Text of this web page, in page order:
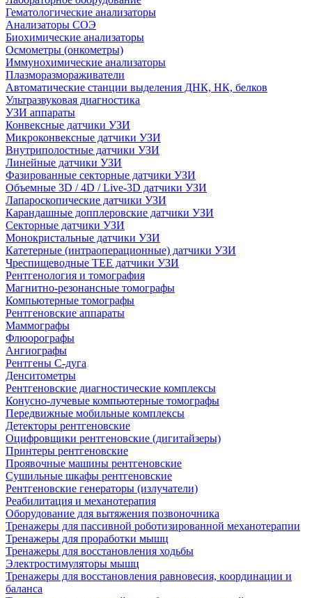
Гематологические анализаторы
Анализаторы СОЭ
Биохимические анализаторы
Осмометры (онкометры)
Иммунохимические анализаторы
Плазморазмораживатели
Автоматические станции выделения ДНК, НК, белков
Ультразвуковая диагностика
УЗИ аппараты
Конвексные датчики УЗИ
Микроконвексные датчики УЗИ
Внутриполостные датчики УЗИ
Линейные датчики УЗИ
Фазированные секторные датчики УЗИ
Объемные 3D / 4D / Live-3D датчики УЗИ
Лапароскопические датчики УЗИ
Карандашные допплеровские датчики УЗИ
Секторные датчики УЗИ
Монокристальные датчики УЗИ
Катетерные (интраоперационные) датчики УЗИ
Чреспищеводные TEE датчики УЗИ
Рентгенология и томография
Магнитно-резонансные томографы
Компьютерные томографы
Рентгеновские аппараты
Маммографы
Флюорографы
Ангиографы
Рентгены С-дуга
Денситометры
Рентгеновские диагностические комплексы
Конусно-лучевые компьютерные томографы
Передвижные мобильные комплексы
Детекторы рентгеновские
Оцифровщики рентгеновские (дигитайзеры)
Принтеры рентгеновские
Проявочные машины рентгеновские
Сушильные шкафы рентгеновские
Рентгеновские генераторы (излучатели)
Реабилитация и механотерапия
Оборудование для вытяжения позвоночника
Тренажеры для пассивной роботизированной механотерапии
Тренажеры для проработки мышц
Тренажеры для восстановления ходьбы
Электростимуляторы мышц
Тренажеры для восстановления равновесия, координации и
баланса